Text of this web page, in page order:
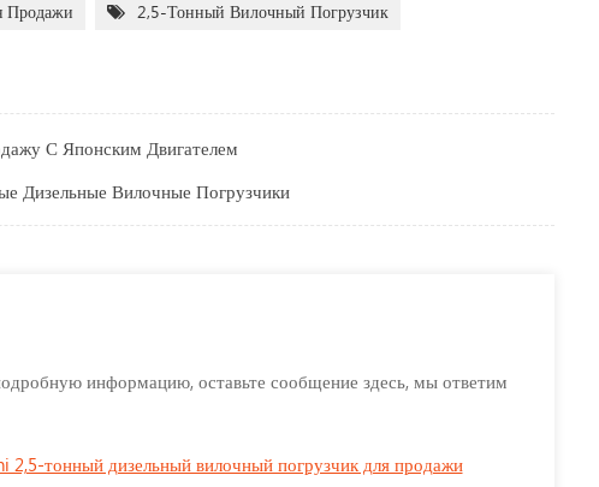
Продажи 2,5-Тонный Вилочный Погрузчик
С Японским Двигателем
Дизельные Вилочные Погрузчики
информацию, оставьте сообщение здесь, мы ответим
тонный дизельный вилочный погрузчик для продажи